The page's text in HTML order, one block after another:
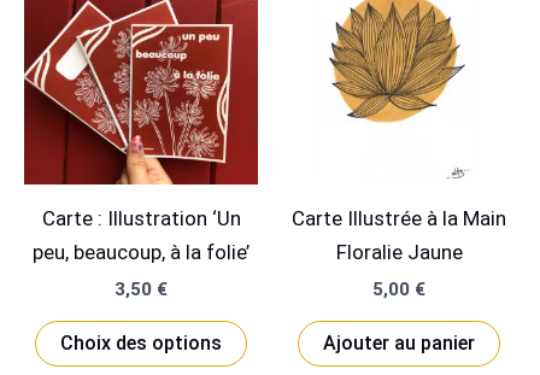
Carte : Illustration ‘Un
peu, beaucoup, à la folie’
3,50 €
Choix des options
produit
Carte Illustrée à la Main
Floralie Jaune
5,00 €
Ajouter au panier